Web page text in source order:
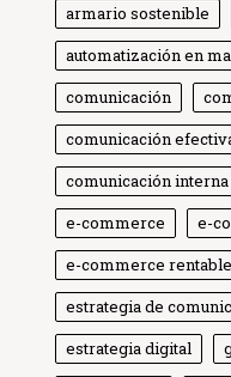
armario sostenible
automatización en
comunicación
comunicación
comunicación interna
e-commerce
e-
e-commerce rentable
estrategia de
estrategia digital